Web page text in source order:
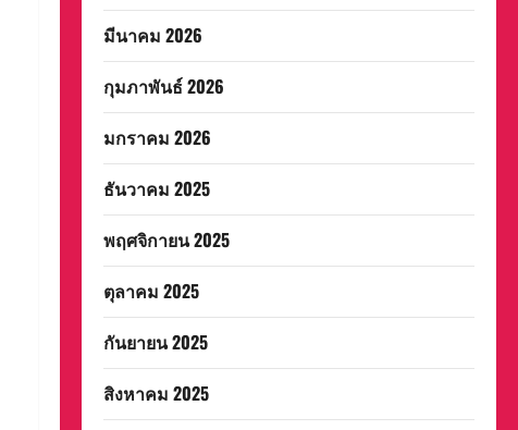
มีนาคม 2026
กุมภาพันธ์ 2026
มกราคม 2026
ธันวาคม 2025
พฤศจิกายน 2025
ตุลาคม 2025
กันยายน 2025
สิงหาคม 2025